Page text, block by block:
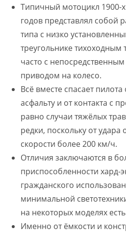
Типичный мотоцикл 1900-
годов представлял собой
типа с низко
треугольнике тихоходным
часто с
приводом на колесо.
Всё вместе спасает
асфальту и от контакта с
равно случаи тяжёлых
редки, поскольку от удара
скорости более 200 км/ч.
Отличия заключаются в
приспособленности хард-
гражданского
минимальной
на некоторых моделях
Именно от ёмкости и